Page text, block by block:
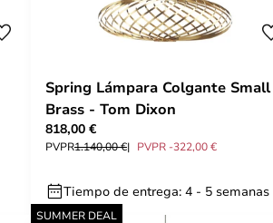
Spring Lámpara Colgante Small
Brass - Tom Dixon
818,00 €
PVPR1.140,00 € PVPR -322,00 €
Tiempo de entrega: 4 - 5 semanas
SUMMER DEAL